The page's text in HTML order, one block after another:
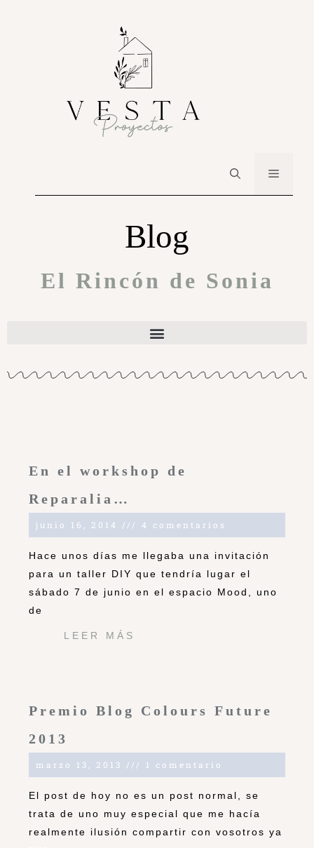
Blog
El Rincón de Sonia
En el workshop de
Reparalia…
junio 16, 2014 4 comentarios
Hace unos días me llegaba una invitación
para un taller DIY que tendría lugar el
sábado 7 de junio en el espacio Mood, uno
de
LEER MÁS
Premio Blog Colours Future
2013
marzo 13, 2013 1 comentario
El post de hoy no es un post normal, se
trata de uno muy especial que me hacía
realmente ilusión compartir con vosotros ya